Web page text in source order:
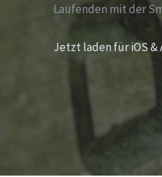
Laufenden mit der
Jetzt laden für iOS &